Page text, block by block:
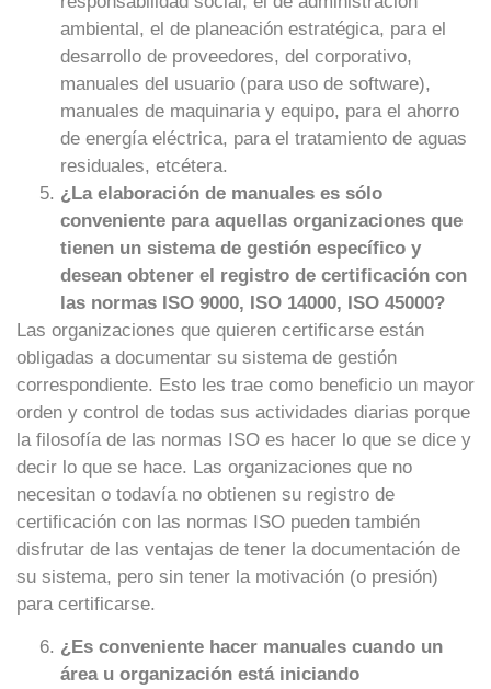
ambiental, el de planeación estratégica, para el
desarrollo de proveedores, del corporativo,
manuales del usuario (para uso de software),
manuales de maquinaria y equipo, para el ahorro
de energía eléctrica, para el tratamiento de aguas
residuales, etcétera.
¿La elaboración de manuales es sólo
conveniente para aquellas organizaciones que
tienen un sistema de gestión específico y
desean obtener el registro de certificación con
las normas ISO 9000, ISO 14000, ISO 45000?
Las organizaciones que quieren certificarse están
obligadas a documentar su sistema de gestión
correspondiente. Esto les trae como beneficio un mayor
orden y control de todas sus actividades diarias porque
la filosofía de las normas ISO es hacer lo que se dice y
decir lo que se hace. Las organizaciones que no
necesitan o todavía no obtienen su registro de
certificación con las normas ISO pueden también
disfrutar de las ventajas de tener la documentación de
su sistema, pero sin tener la motivación (o presión)
para certificarse.
¿Es conveniente hacer manuales cuando un
área u organización está iniciando